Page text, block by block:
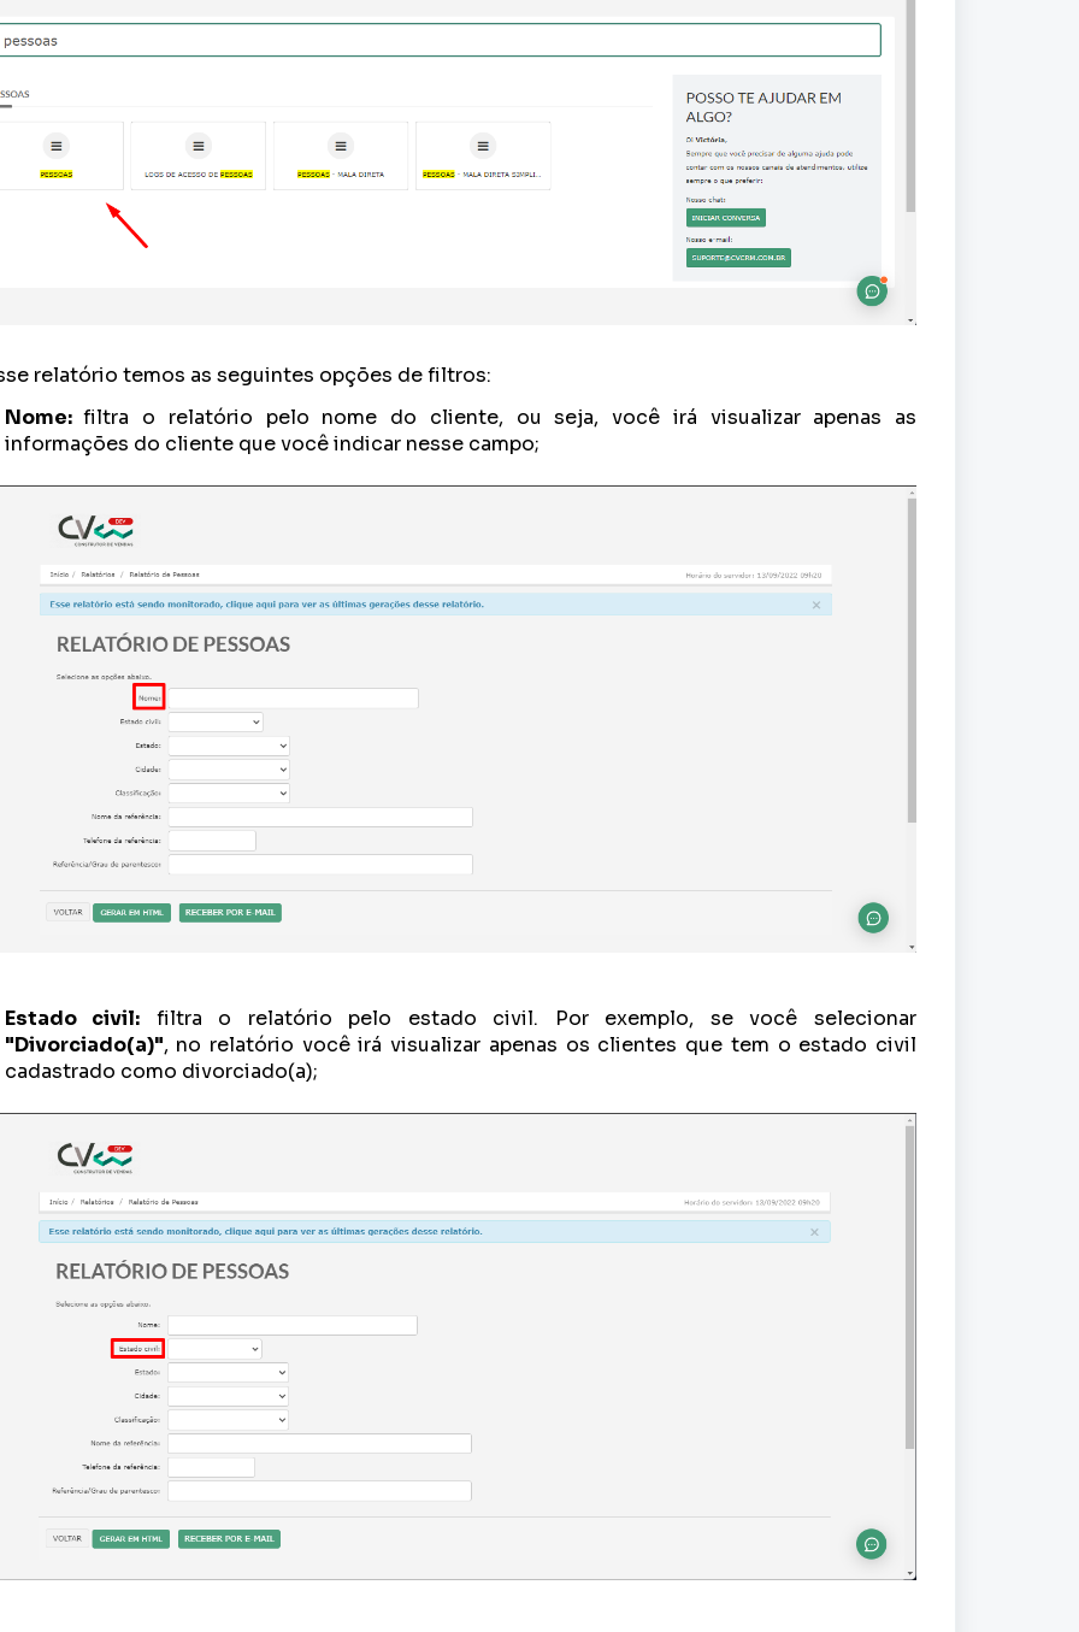
relatório temos as seguintes opções de filtros:
Nome:filtra o relatório pelo nome do cliente, ou seja, você irá visualizar apenas as
informações do cliente que você indicar nesse campo;
Estado civil: filtra o relatório pelo estado civil. Por exemplo, se você selecionar
"Divorciado(a)", no relatório você irá visualizar apenas os clientes que tem o estado civil
cadastrado como divorciado(a);